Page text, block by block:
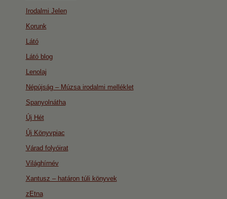
Irodalmi Jelen
Korunk
Látó
Látó blog
Lenolaj
Népújság – Múzsa irodalmi melléklet
Spanyolnátha
Új Hét
Új Könyvpiac
Várad folyóirat
Világhírnév
Xantusz – határon túli könyvek
zEtna